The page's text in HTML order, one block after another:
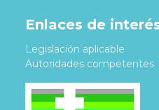
Enlaces de
Legislación aplicable
Autoridades competentes